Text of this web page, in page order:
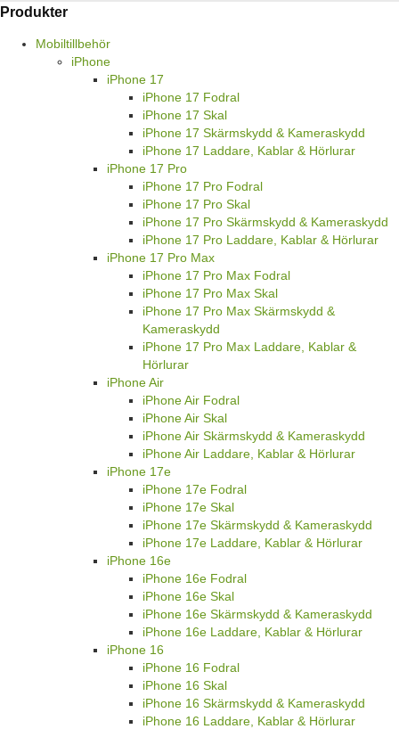
Produkter
Mobiltillbehör
iPhone
iPhone 17
iPhone 17 Fodral
iPhone 17 Skal
iPhone 17 Skärmskydd & Kameraskydd
iPhone 17 Laddare, Kablar & Hörlurar
iPhone 17 Pro
iPhone 17 Pro Fodral
iPhone 17 Pro Skal
iPhone 17 Pro Skärmskydd & Kameraskydd
iPhone 17 Pro Laddare, Kablar & Hörlurar
iPhone 17 Pro Max
iPhone 17 Pro Max Fodral
iPhone 17 Pro Max Skal
iPhone 17 Pro Max Skärmskydd &
Kameraskydd
iPhone 17 Pro Max Laddare, Kablar &
Hörlurar
iPhone Air
iPhone Air Fodral
iPhone Air Skal
iPhone Air Skärmskydd & Kameraskydd
iPhone Air Laddare, Kablar & Hörlurar
iPhone 17e
iPhone 17e Fodral
iPhone 17e Skal
iPhone 17e Skärmskydd & Kameraskydd
iPhone 17e Laddare, Kablar & Hörlurar
iPhone 16e
iPhone 16e Fodral
iPhone 16e Skal
iPhone 16e Skärmskydd & Kameraskydd
iPhone 16e Laddare, Kablar & Hörlurar
iPhone 16
iPhone 16 Fodral
iPhone 16 Skal
iPhone 16 Skärmskydd & Kameraskydd
iPhone 16 Laddare, Kablar & Hörlurar